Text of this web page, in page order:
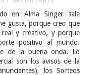
en Alma Singer sale
gusta, porque creo que
y creativo, y porque
positivo al mundo.
de la buena onda. Lo
son los avisos de la
los Sorteos